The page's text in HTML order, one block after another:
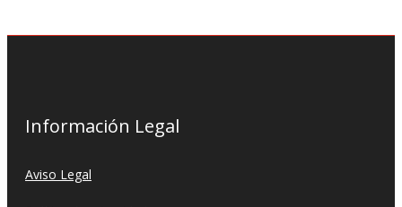
Información Legal
Aviso Legal